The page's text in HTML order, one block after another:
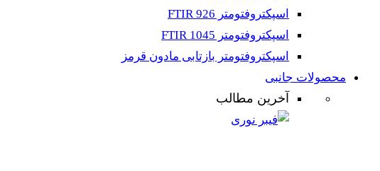
اسپکتروفتومتر FTIR 926
اسپکتروفتومتر FTIR 1045
اسپکتروفتومتر بازتابی مادون قرمز
محصولات جانبی
آخرین مطالب